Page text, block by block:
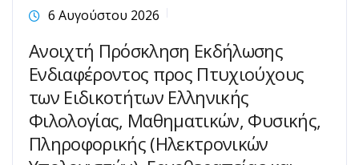
6 Αυγούστου 2026
Ανοιχτή Πρόσκληση Εκδήλωσης
Ενδιαφέροντος προς Πτυχιούχους
των Ειδικοτήτων Ελληνικής
Φιλολογίας, Μαθηματικών, Φυσικής,
Πληροφορικής (Ηλεκτρονικών